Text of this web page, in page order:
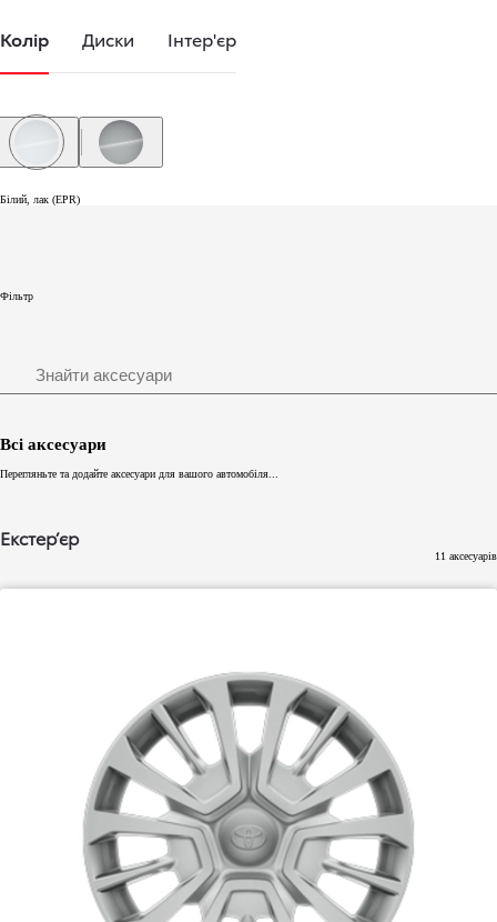
Колір Диски Інтер'єр
Білий, лак (EPR)Сріблястий, металік (KCA)
Білий, лак (EPR)
Фільтр
Знайти аксесуари
Всі аксесуари
Перегляньте та додайте аксесуари для вашого автомобіля...
Екстер’єр
11 аксесуарів